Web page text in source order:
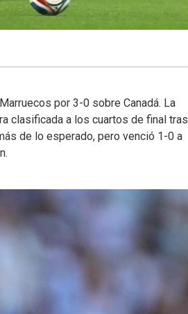
por 3-0 sobre Canadá. La
clasificada a los cuartos de final tras
de lo esperado, pero venció 1-0 a